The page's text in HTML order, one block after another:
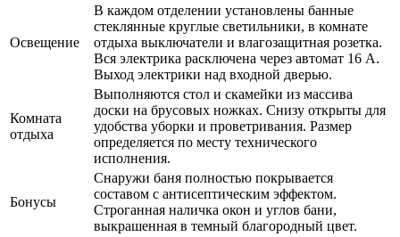
Освещение
В каждом отделении установлены банные
стеклянные круглые светильники, в комнате
отдыха выключатели и влагозащитная розетка.
Вся электрика расключена через автомат 16 А.
Выход электрики над входной дверью.
Комната
отдыха
Выполняются стол и скамейки из массива
доски на брусовых ножках. Снизу открыты для
удобства уборки и проветривания. Размер
определяется по месту технического
исполнения.
Бонусы
Снаружи баня полностью покрывается
составом с антисептическим эффектом.
Строганная наличка окон и углов бани,
выкрашенная в темный благородный цвет.